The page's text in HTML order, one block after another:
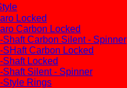
Locked
Carbon Locked
Shaft Carbon Silent - Spinner
SHaft Carbon Locked
Shaft Locked
Shaft Silent - Spinner
Style Rings